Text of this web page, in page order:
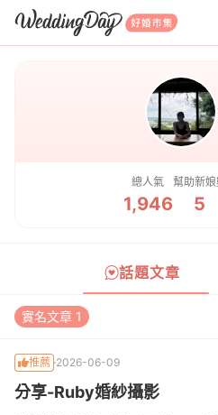
WeddingDay 好
總人氣
1,946
幫助新
5
話題文章
實名文章 1
推薦 2026-06-09
分享-Ruby婚紗攝影